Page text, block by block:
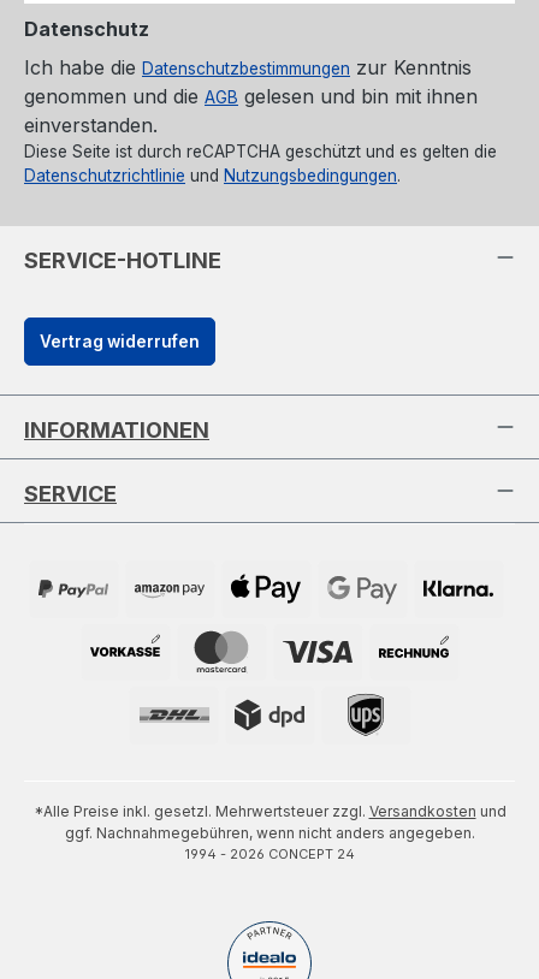
Datenschutz
Ich habe die Datenschutzbestimmungen zur Kenntnis
genommen und die AGB gelesen und bin mit ihnen
einverstanden.
Diese Seite ist durch reCAPTCHA geschützt und es gelten die
Datenschutzrichtlinie und Nutzungsbedingungen.
SERVICE-HOTLINE
Vertrag widerrufen
INFORMATIONEN
SERVICE
*Alle Preise inkl. gesetzl. Mehrwertsteuer zzgl. Versandkosten und
ggf. Nachnahmegebühren, wenn nicht anders angegeben.
1994 - 2026 CONCEPT 24